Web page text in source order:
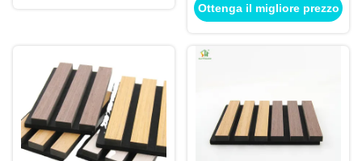
Sunhouse Akupanel
Ottenga il migliore prezzo